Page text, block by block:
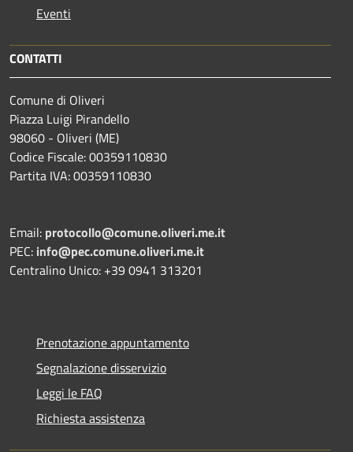
Eventi
CONTATTI
Comune di Oliveri
Piazza Luigi Pirandello
98060 - Oliveri (ME)
Codice Fiscale: 00359110830
Partita IVA: 00359110830
Email: protocollo@comune.oliveri.me.it
PEC: info@pec.comune.oliveri.me.it
Centralino Unico: +39 0941 313201
Prenotazione appuntamento
Segnalazione disservizio
Leggi le FAQ
Richiesta assistenza